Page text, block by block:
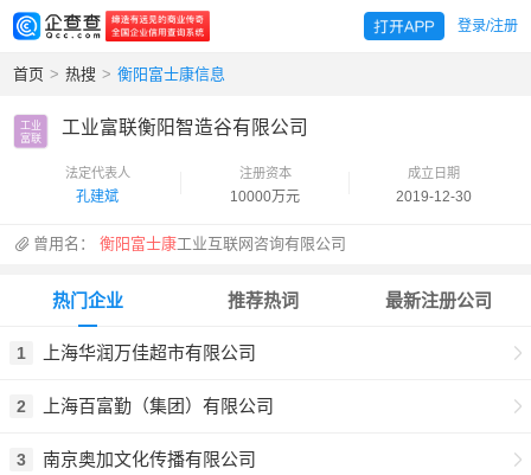
登录/注册
首页 > 热搜 > 衡阳富士康信息
工业
富联
工业富联衡阳智造谷有限公司
法定代表人
孔建斌
注册资本
10000万元
成立日期
2019-12-30
曾用名：衡阳富士康工业互联网咨询有限公司
热门企业
1 上海华润万佳超市有限公司
2 上海百富勤（集团）有限公司
3 南京奥加文化传播有限公司
推荐热词 最新注册公司